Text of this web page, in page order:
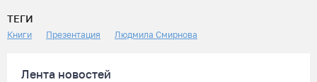
ТЕГИ
Книги Презентация Людмила Смирнова
Лента новостей